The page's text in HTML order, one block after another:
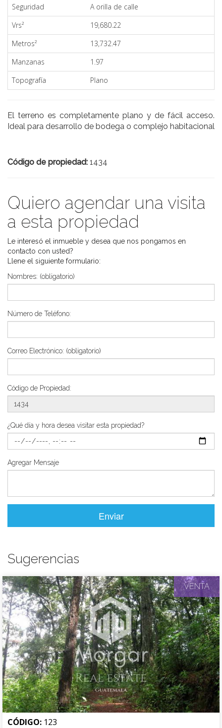
Seguridad
A orilla de calle
Vrs²
19,680.22
Metros²
13,732.47
Manzanas
1.97
Topografía
Plano
El terreno es completamente plano y de fácil acceso.
Ideal para desarrollo de bodega o complejo habitacional
Código de propiedad: 1434
Quiero agendar una visita
a esta propiedad
Le interesó el inmueble y desea que nos pongamos en
contacto con usted?
Llene el siguiente formulario:
Nombres: (obligatorio)
Número de Teléfono:
Correo Electrónico: (obligatorio)
Código de Propiedad:
¿Qué día y hora desea visitar esta propiedad?
Agregar Mensaje
Enviar
Sugerencias
CÓDIGO: 123
VENTA